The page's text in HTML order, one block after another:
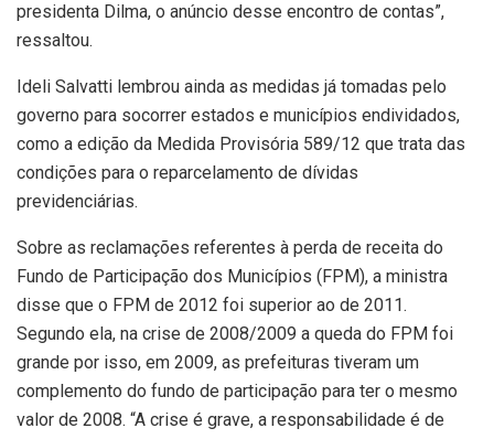
presidenta Dilma, o anúncio desse encontro de contas”,
ressaltou.
Ideli Salvatti lembrou ainda as medidas já tomadas pelo
governo para socorrer estados e municípios endividados,
como a edição da Medida Provisória 589/12 que trata das
condições para o reparcelamento de dívidas
previdenciárias.
Sobre as reclamações referentes à perda de receita do
Fundo de Participação dos Municípios (FPM), a ministra
disse que o FPM de 2012 foi superior ao de 2011.
Segundo ela, na crise de 2008/2009 a queda do FPM foi
grande por isso, em 2009, as prefeituras tiveram um
complemento do fundo de participação para ter o mesmo
valor de 2008. “A crise é grave, a responsabilidade é de